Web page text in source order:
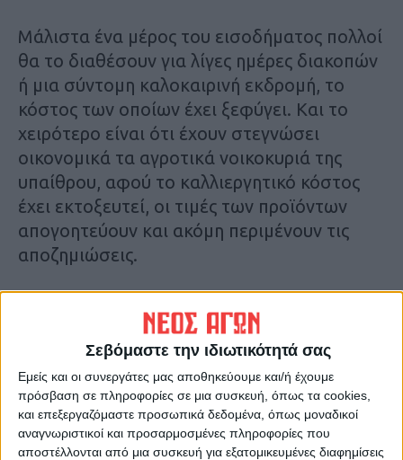
Σεβόμαστε την ιδιωτικότητά σας
Εμείς και οι συνεργάτες μας αποθηκεύουμε και/ή έχουμε
πρόσβαση σε πληροφορίες σε μια συσκευή, όπως τα cookies,
και επεξεργαζόμαστε προσωπικά δεδομένα, όπως μοναδικοί
αναγνωριστικοί και προσαρμοσμένες πληροφορίες που
αποστέλλονται από μια συσκευή για εξατομικευμένες διαφημίσεις
Μάλιστα ένα μέρος του εισοδήματος πολλοί
θα το διαθέσουν για λίγες ημέρες διακοπών
ή μια σύντομη καλοκαιρινή εκδρομή, το
κόστος των οποίων έχει ξεφύγει. Και το
χειρότερο είναι ότι έχουν στεγνώσει
οικονομικά τα αγροτικά νοικοκυριά της
υπαίθρου, αφού το καλλιεργητικό κόστος
έχει εκτοξευτεί, οι τιμές των προϊόντων
απογοητεύουν και ακόμη περιμένουν τις
αποζημιώσεις.
πολλαπλές κρίσεις, προσπαθώντας να
σταθεί όρθιος; Από το 2010 έχει περάσει
σχεδόν μια 15ετία γεμάτη θυσίες, ζημιές και
προβλήματα, στην οποία επαγγελματίες και
νοικοκυριά διαρκώς τραβούν… κουπί! Πόσο
θα αντέξουν;